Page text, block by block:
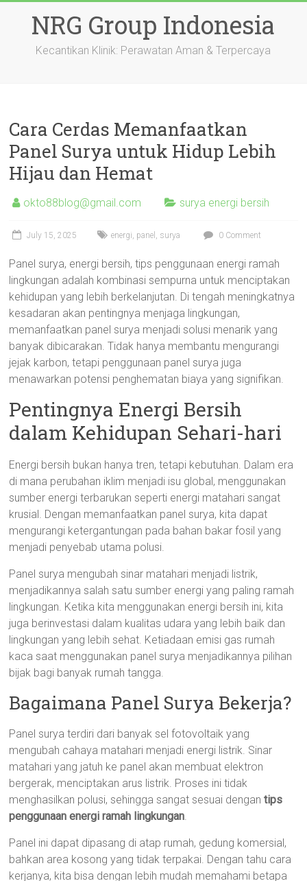
contentNRG Group Indonesia
Kecantikan Klinik: Perawatan Aman & Terpercaya
Cara Cerdas Memanfaatkan
Panel Surya untuk Hidup Lebih
Hijau dan Hemat
okto88blog@gmail.com surya energi bersih
July 15, 2025 energi, panel , surya 0 Comment
Panel surya, energi bersih, tips penggunaan energi ramah
lingkungan adalah kombinasi sempurna untuk menciptakan
kehidupan yang lebih berkelanjutan. Di tengah meningkatnya
kesadaran akan pentingnya menjaga lingkungan,
memanfaatkan panel surya menjadi solusi menarik yang
banyak dibicarakan. Tidak hanya membantu mengurangi
jejak karbon, tetapi penggunaan panel surya juga
menawarkan potensi penghematan biaya yang signifikan.
Pentingnya Energi Bersih
dalam Kehidupan Sehari-hari
Energi bersih bukan hanya tren, tetapi kebutuhan. Dalam era
di mana perubahan iklim menjadi isu global, menggunakan
sumber energi terbarukan seperti energi matahari sangat
krusial. Dengan memanfaatkan panel surya, kita dapat
mengurangi ketergantungan pada bahan bakar fosil yang
menjadi penyebab utama polusi.
Panel surya mengubah sinar matahari menjadi listrik,
menjadikannya salah satu sumber energi yang paling ramah
lingkungan. Ketika kita menggunakan energi bersih ini, kita
juga berinvestasi dalam kualitas udara yang lebih baik dan
lingkungan yang lebih sehat. Ketiadaan emisi gas rumah
kaca saat menggunakan panel surya menjadikannya pilihan
bijak bagi banyak rumah tangga.
Bagaimana Panel Surya Bekerja?
Panel surya terdiri dari banyak sel fotovoltaik yang
mengubah cahaya matahari menjadi energi listrik. Sinar
matahari yang jatuh ke panel akan membuat elektron
bergerak, menciptakan arus listrik. Proses ini tidak
menghasilkan polusi, sehingga sangat sesuai dengantips
penggunaan energi ramah lingkungan.
Panel ini dapat dipasang di atap rumah, gedung komersial,
bahkan area kosong yang tidak terpakai. Dengan tahu cara
kerjanya, kita bisa dengan lebih mudah memahami betapa